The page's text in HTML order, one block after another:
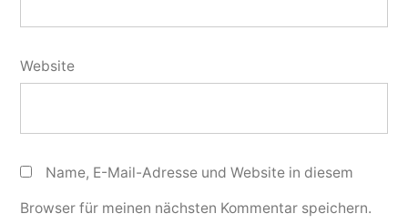
Website
Name, E-Mail-Adresse und Website in diesem
Browser für meinen nächsten Kommentar speichern.